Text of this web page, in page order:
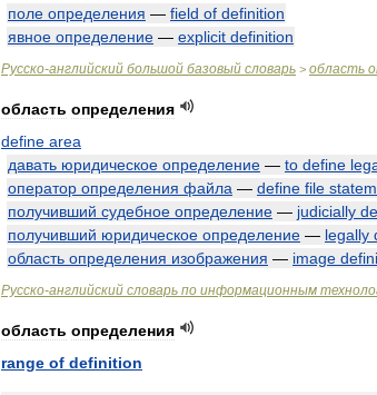
поле определения — field of definition
явное определение — explicit definition
Русско-английский большой базовый словарь > область
область определения
define area
давать юридическое определение — to define
оператор определения файла — define file
получивший судебное определение — judicially
получивший юридическое определение — legally
область определения изображения — image
Русско-английский словарь по информационным
область определения
range of definition